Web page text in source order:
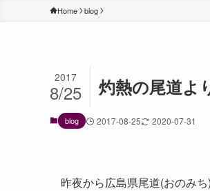
Home blog
灼熱の尾道よ
2017
8/25
blog 2017-08-25 2020-07-31
昨夜から広島県尾道(おのみ